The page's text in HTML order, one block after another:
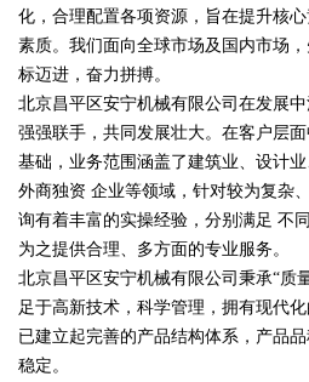
化，合理配置各项资源，旨在提升核
素质。我们面向全球市场及国内市场
标迈进，奋力拼搏。
北京昌平区安宁机械有限公司在发展
强强联手，共同发展壮大。在客户层
基础，业务范围涵盖了建筑业、设计业
外商独资 企业等领域，针对较为复杂
询有着丰富的实操经验，分别满足 不
为之提供合理、多方面的专业服务。
北京昌平区安宁机械有限公司秉承“质
足于高新技术，科学管理，拥有现代
已建立起完善的产品结构体系，产品
稳定。